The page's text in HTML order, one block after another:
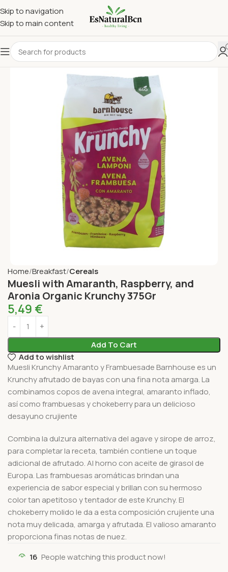
Skip to navigation
Skip to main content
Home Breakfast Cereals
Muesli with Amaranth, Raspberry, and
Aronia Organic Krunchy 375Gr
5,49 €
Add To Cart
Add to wishlist
Muesli Krunchy Amaranto y Frambuesade Barnhouse es un
Krunchy afrutado de bayas con una fina nota amarga. La
combinamos copos de avena integral, amaranto inflado,
así como frambuesas y chokeberry para un delicioso
desayuno crujiente
Combina la dulzura alternativa del agave y sirope de arroz,
para completar la receta, también contiene un toque
adicional de afrutado. Al horno con aceite de girasol de
Europa. Las frambuesas aromáticas brindan una
experiencia de sabor especial y brillan con su hermoso
color tan apetitoso y tentador de este Krunchy. El
chokeberry molido le da a esta composición crujiente una
nota muy delicada, amarga y afrutada. El valioso amaranto
proporciona finas notas de nuez.
16 People watching this product now!